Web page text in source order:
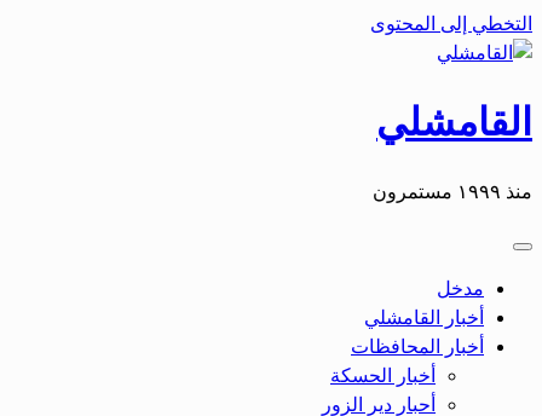
التخطي إلى المحتوى
القامشلي
منذ ١٩٩٩ مستمرون
مدخل
أخبار القامشلي
أخبار المحافظات
أخبار الحسكة
أحبار دير الزور